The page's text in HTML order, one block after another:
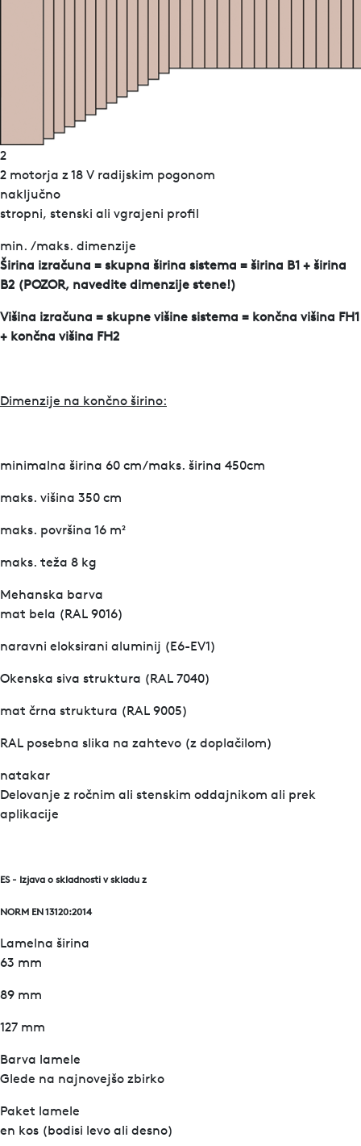
2
2 motorja z 18 V radijskim pogonom
naključno
stropni, stenski ali vgrajeni profil
min. /maks. dimenzije
Širina izračuna = skupna širina sistema = širina B1 + širina
B2 (POZOR, navedite dimenzije stene!)
Višina izračuna = skupne višine sistema = končna višina FH1
+ končna višina FH2
Dimenzije na končno širino:
minimalna širina 60 cm/maks. širina 450cm
maks. višina 350 cm
maks. površina 16 m²
maks. teža 8 kg
Mehanska barva
mat bela (RAL 9016)
naravni eloksirani aluminij (E6-EV1)
Okenska siva struktura (RAL 7040)
mat črna struktura (RAL 9005)
RAL posebna slika na zahtevo (z doplačilom)
natakar
Delovanje z ročnim ali stenskim oddajnikom ali prek
aplikacije
ES - Izjava o skladnosti v skladu z
NORM EN 13120:2014
Lamelna širina
63 mm
89 mm
127 mm
Barva lamele
Glede na najnovejšo zbirko
Paket lamele
en kos (bodisi levo ali desno)